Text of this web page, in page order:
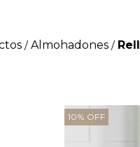
/ Almohadones /
10% OFF